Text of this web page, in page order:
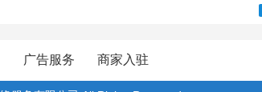
广告服务 商家入驻